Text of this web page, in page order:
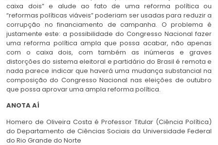
caixa dois” e alude ao fato de uma reforma política ou
“reformas políticas viáveis” poderiam ser usadas para reduzir a
corrupção no financiamento de campanha. O problema é
justamente este: a possibilidade do Congresso Nacional fazer
uma reforma política ampla que possa acabar, não apenas
com o caixa dois, com também as inúmeras e graves
distorções do sistema eleitoral e partidário do Brasil é remota e
nada parece indicar que haverá uma mudança substancial na
composição do Congresso Nacional nas eleições de outubro
que possa aprovar uma ampla reforma política.
ANOTA AÍ
Homero de Oliveira Costa é Professor Titular (Ciência Política)
do Departamento de Ciências Sociais da Universidade Federal
do Rio Grande do Norte